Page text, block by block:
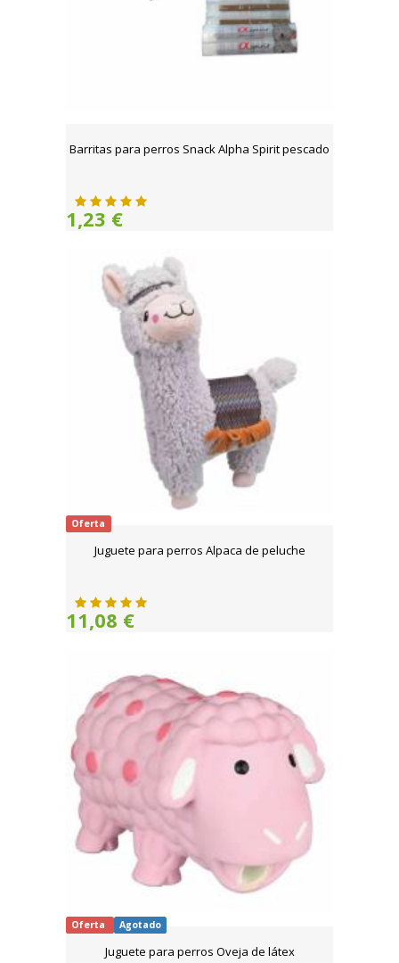
Barritas para perros Snack Alpha Spirit pescado
1,23 €
Oferta
Juguete para perros Alpaca de peluche
11,08 €
Oferta Agotado
Juguete para perros Oveja de látex